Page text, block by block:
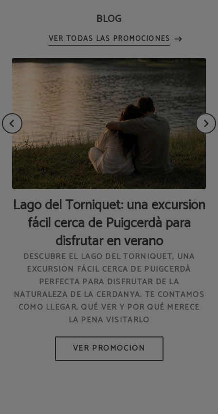
BLOG
Lago del Torniquet: una excursión
fácil cerca de Puigcerdà para
disfrutar en verano
DESCUBRE EL LAGO DEL TORNIQUET, UNA
EXCURSIÓN FÁCIL CERCA DE PUIGCERDÀ
PERFECTA PARA DISFRUTAR DE LA
NATURALEZA DE LA CERDANYA. TE CONTAMOS
CÓMO LLEGAR, QUÉ VER Y POR QUÉ MERECE
LA PENA VISITARLO